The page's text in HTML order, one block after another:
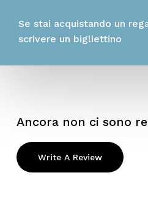
Se stai acquistando un
scrivere un bigliettino
Ancora non ci sono
Write A Review